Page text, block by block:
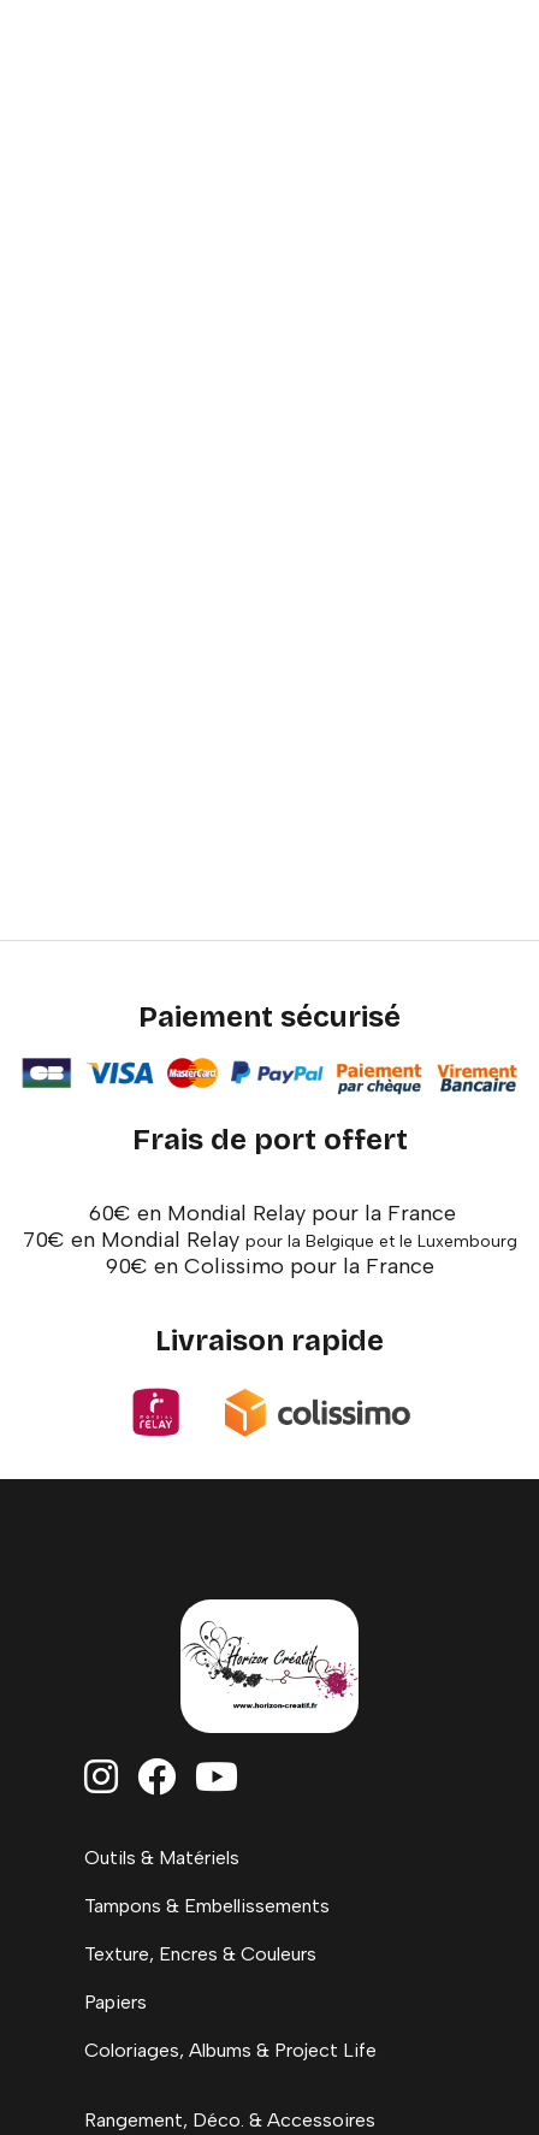
Paiement sécurisé
Frais de port offert
60€ en Mondial Relay pour la France
70€ en Mondial Relay pour la Belgique et le Luxembourg
90€ en Colissimo pour la France
Livraison rapide
  
Outils & Matériels
Tampons & Embellissements
Texture, Encres & Couleurs
Papiers
Coloriages, Albums & Project Life
Rangement, Déco. & Accessoires